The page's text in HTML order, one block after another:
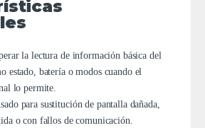
la lectura de información básica del
estado, batería o modos cuando el
lo permite.
para sustitución de pantalla dañada,
o con fallos de comunicación.